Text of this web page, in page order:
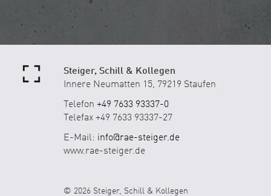
Steiger, Schill & Kollegen
Innere Neumatten 15, 79219 Staufen
Telefon +49 7633 93337-0
Telefax +49 7633 93337-27
E-Mail: info@rae-steiger.de
www.rae-steiger.de
© 2026 Steiger, Schill & Kollegen